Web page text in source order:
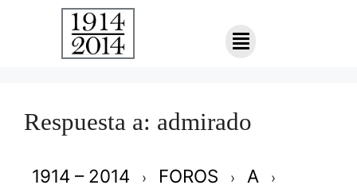
Respuesta a: admirado
1914 – 2014 › FOROS › A ›